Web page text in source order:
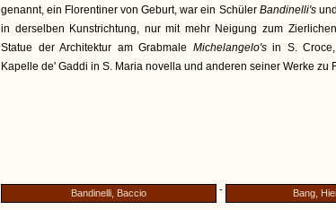
genannt, ein Florentiner von Geburt, war ein Schüler Bandinelli's
in derselben Kunstrichtung, nur mit mehr Neigung zum
Statue der Architektur am Grabmale Michelangelo'sin S. Croce,
Kapelle de' Gaddi in S. Maria novella und anderen seiner Werke zu
Bandinelli, Baccio - Bang,